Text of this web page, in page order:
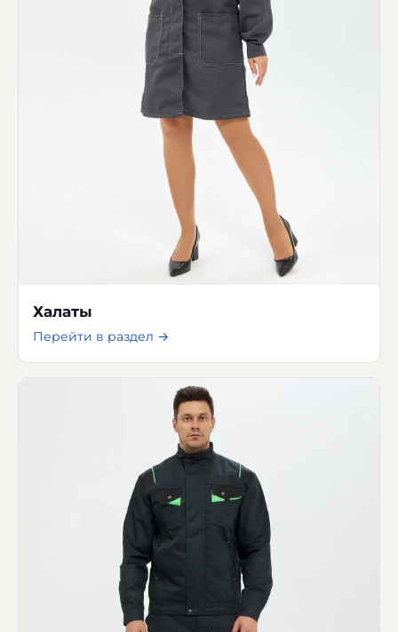
Халаты
Перейти в раздел →